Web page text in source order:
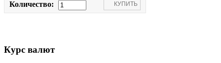
Количество:
Курс валют